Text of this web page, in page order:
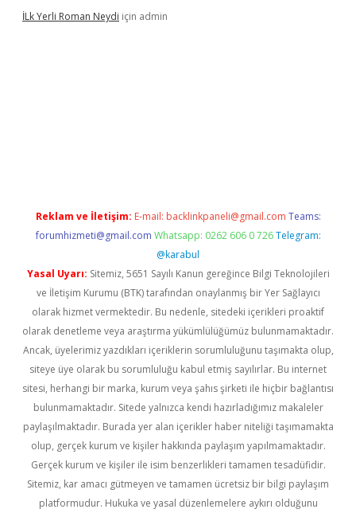
İLk Yerli Roman Neydi için admin
Reklam ve İletişim: E-mail: backlinkpaneli@gmail.com Teams:
forumhizmeti@gmail.com Whatsapp: 0262 606 0 726 Telegram:
@karabul
Yasal Uyarı: Sitemiz, 5651 Sayılı Kanun gereğince Bilgi Teknolojileri
ve İletişim Kurumu (BTK) tarafından onaylanmış bir Yer Sağlayıcı
olarak hizmet vermektedir. Bu nedenle, sitedeki içerikleri proaktif
olarak denetleme veya araştırma yükümlülüğümüz bulunmamaktadır.
Ancak, üyelerimiz yazdıkları içeriklerin sorumluluğunu taşımakta olup,
siteye üye olarak bu sorumluluğu kabul etmiş sayılırlar. Bu internet
sitesi, herhangi bir marka, kurum veya şahıs şirketi ile hiçbir bağlantısı
bulunmamaktadır. Sitede yalnızca kendi hazırladığımız makaleler
paylaşılmaktadır. Burada yer alan içerikler haber niteliği taşımamakta
olup, gerçek kurum ve kişiler hakkında paylaşım yapılmamaktadır.
Gerçek kurum ve kişiler ile isim benzerlikleri tamamen tesadüfidir.
Sitemiz, kar amacı gütmeyen ve tamamen ücretsiz bir bilgi paylaşım
platformudur. Hukuka ve yasal düzenlemelere aykırı olduğunu